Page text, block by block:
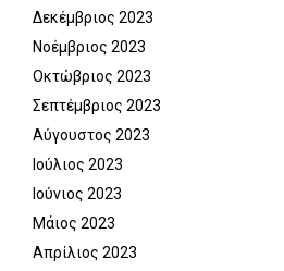
Δεκέμβριος 2023
Νοέμβριος 2023
Οκτώβριος 2023
Σεπτέμβριος 2023
Αύγουστος 2023
Ιούλιος 2023
Ιούνιος 2023
Μάιος 2023
Απρίλιος 2023